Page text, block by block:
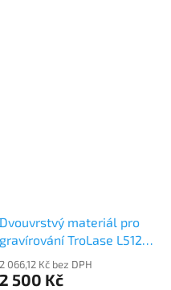
Dvouvrstvý materiál pro
gravírování TroLase L512-
2 066,12 Kč bez DPH
2 500 Kč